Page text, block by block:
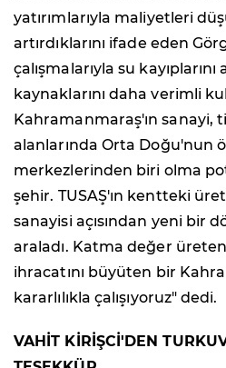
yatırımlarıyla maliyetleri
artırdıklarını ifade eden
çalışmalarıyla su
kaynaklarını daha verimli
Kahramanmaraş'ın sanayi,
alanlarında Orta Doğu'nun
merkezlerinden biri olma
şehir. TUSAŞ'ın kentteki
sanayisi açısından yeni bir
araladı. Katma değer
ihracatını büyüten bir
kararlılıkla çalışıyoruz" dedi.
VAHİT KİRİŞCİ'DEN